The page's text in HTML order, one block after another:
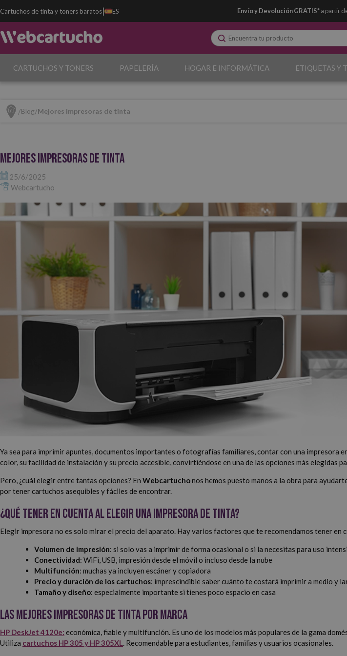
Cartuchos de tinta y toners baratos| ES Envío y Devolución GRATIS*a partir
CARTUCHOS Y TONERS PAPELERÍA HOGAR E INFORMÁTICA ETIQUETAS Y
Blog Mejores impresoras de tinta
Mejores impresoras de tinta
25/6/2025
Webcartucho
Ya sea para imprimir apuntes, documentos importantes o fotografías familiares, contar con una impresora
color, su facilidad de instalación y su precio accesible, convirtiéndose en una de las opciones más elegidas
Pero, ¿cuál elegir entre tantas opciones? En Webcartuchonos hemos puesto manos a la obra para
por tener cartuchos asequibles y fáciles de encontrar.
¿Qué tener en cuenta al elegir una impresora de tinta?
Elegir impresora no es solo mirar el precio del aparato. Hay varios factores que te recomendamos tener en
Volumen de impresión: si solo vas a imprimir de forma ocasional o si la necesitas para uso
Conectividad: WiFi, USB, impresión desde el móvil o incluso desde la nube
Multifunción: muchas ya incluyen escáner y copiadora
Precio y duración de los cartuchos: imprescindible saber cuánto te costará imprimir a medio y
Tamaño y diseño: especialmente importante si tienes poco espacio en casa
Las mejores impresoras de tinta por marca
HP DeskJet 4120e: económica, fiable y multifunción. Es uno de los modelos más populares de la gama
Utiliza cartuchos HP 305 y HP 305XL. Recomendable para estudiantes, familias y usuarios ocasionales.